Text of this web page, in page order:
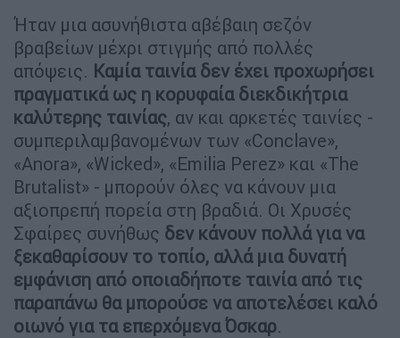
Ήταν μια ασυνήθιστα αβέβαιη σεζόν
βραβείων μέχρι στιγμής από πολλές
απόψεις. Καμία ταινία δεν έχει προχωρήσει
πραγματικά ως η κορυφαία διεκδικήτρια
καλύτερης ταινίας, αν και αρκετές ταινίες -
συμπεριλαμβανομένων των «Conclave»,
«Anora», «Wicked», «Emilia Perez» και «The
Brutalist» - μπορούν όλες να κάνουν μια
αξιοπρεπή πορεία στη βραδιά. Οι Χρυσές
Σφαίρες συνήθως δεν κάνουν πολλά για να
ξεκαθαρίσουν το τοπίο, αλλά μια δυνατή
εμφάνιση από οποιαδήποτε ταινία από τις
παραπάνω θα μπορούσε να αποτελέσει καλό
οιωνό για τα επερχόμενα Όσκαρ.